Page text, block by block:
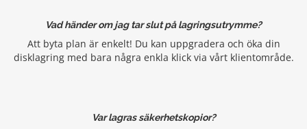
Vad händer om jag tar slut på lagringsutrymme?
Att byta plan är enkelt! Du kan uppgradera och öka din
disklagring med bara några enkla klick via vårt klientområde.
Var lagras säkerhetskopior?